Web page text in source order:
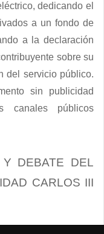
dedicando el
a un fondo de
a la declaración
sobre su
del servicio público.
sin publicidad
canales públicos
DEBATE DEL
CARLOS III